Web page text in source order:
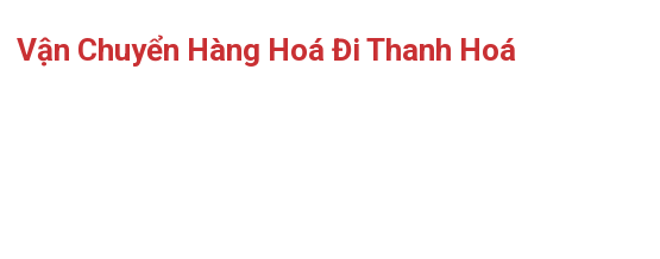
Vận Chuyển Hàng Hoá Đi Thanh Hoá